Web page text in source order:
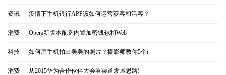
资讯 疫情下手机银行APP该如何运营获客和活客？
消费 Opera新版本配备内置加密钱包和Web
科技 如何用手机拍出美美的照片？摄影师教你5个i
消费 从2015华为合作伙伴大会看渠道发展思路!